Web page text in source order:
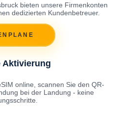
bieten unsere Firmenkonten
dedizierten Kundenbetreuer.
Aktivierung
online, scannen Sie den QR-
bei der Landung - keine